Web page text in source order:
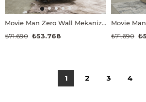
Movie Man Zero Wall Mekanizmalı TV Koltuğu
₺53.768
₺71.690 ₺71.690
1 2 3 4